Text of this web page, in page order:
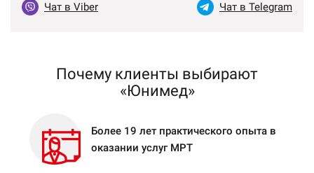
Чат в Viber Чат в Telegram
Почему клиенты выбирают
«Юнимед»
Более 19 лет практического опыта в
оказании услуг МРТ